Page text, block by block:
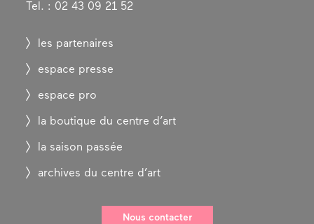
Tel. : 02 43 09 21 52
les partenaires
espace presse
espace pro
la boutique du centre d’art
la saison passée
archives du centre d’art
Nous contacter